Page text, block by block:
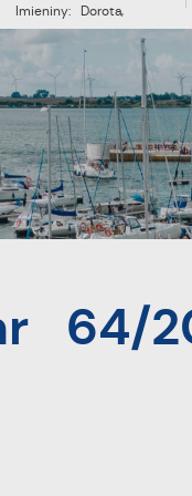
Imieniny: Dorota,
Konrad, Kajetan
MIESZKANIEC
64/